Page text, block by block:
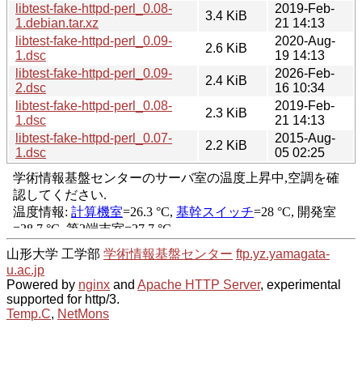
libtest-fake-httpd-perl_0.08-
1.debian.tar.xz
3.4 KiB
2019-Feb-
21 14:13
libtest-fake-httpd-perl_0.09-
1.dsc
2.6 KiB
2020-Aug-
19 14:13
libtest-fake-httpd-perl_0.09-
2.dsc
2.4 KiB
2026-Feb-
16 10:34
libtest-fake-httpd-perl_0.08-
1.dsc
2.3 KiB
2019-Feb-
21 14:13
libtest-fake-httpd-perl_0.07-
1.dsc
2.2 KiB
2015-Aug-
05 02:25
山形大学 工学部 学術情報基盤センター ftp.yz.yamagata-
u.ac.jp
Powered by nginx and Apache HTTP Server, experimental
supported for http/3.
Temp.C, NetMons